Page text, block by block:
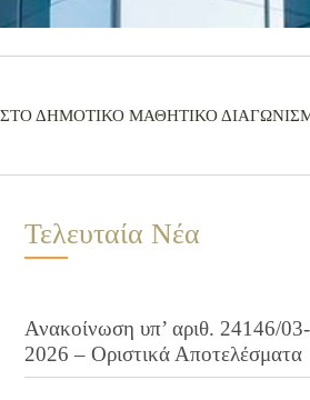
ΣΤΟ ΔΗΜΟΤΙΚΟ ΜΑΘΗΤΙΚΟ
Τελευταία Νέα
Ανακοίνωση υπ’ αριθ. 24146/
2026 – Οριστικά Αποτελέσματα